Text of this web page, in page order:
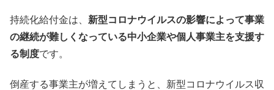
持続化給付金は、 新型コロナウイルスの影響によって事業
の継続が難しくなっている中小企業や個人事業主を支援す
る制度です。
倒産する事業主が増えてしまうと、新型コロナウイルス収